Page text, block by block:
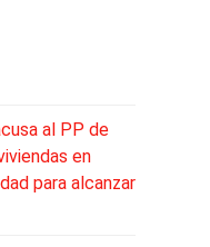
al PP de
en
para alcanzar